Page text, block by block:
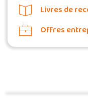
Livres de
Offres